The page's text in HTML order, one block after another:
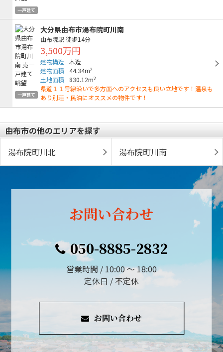
一戸建て
一戸建て
大分県由布市湯布院町川南
由布院駅 徒歩14分
3,500万円
建物構造 木造
建物面積
44.34m2
土地面積 830.12m2
県道１１号線沿いで多方面へのアクセスも良い立地です！温泉も
あり別荘・民泊にオススメの物件です！
由布市の他のエリアを探す
湯布院町川北
湯布院町川南
お問い合わせ
050-8885-2832
営業時間 / 10:00 ～ 18:00
定休日 / 不定休
お問い合わせ